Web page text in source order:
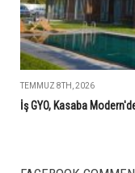
TEMMUZ 8TH, 2026
İş GYO, Kasaba